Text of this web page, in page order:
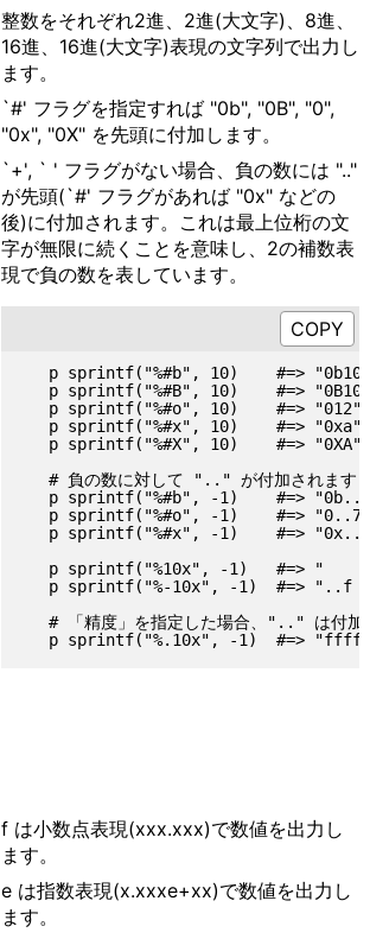
整数をそれぞれ2進、2進(大文字)、8進、
16進、16進(大文字)表現の文字列で出力し
ます。
`#' フラグを指定すれば "0b", "0B", "0",
"0x", "0X" を先頭に付加します。
`+', ` ' フラグがない場合、負の数には ".."
が先頭(`#' フラグがあれば "0x" などの
後)に付加されます。これは最上位桁の文
字が無限に続くことを意味し、2の補数表
現で負の数を表しています。
p sprintf("%#b", 10)    #=>
p sprintf("%#B", 10)    #=>
   p sprintf("%#o", 10)    #=> "012"
   p sprintf("%#x", 10)    #=> "0xa"
   p sprintf("%#X", 10)    #=> "0XA"
   # 負の数に対して ".." が付加されます
p sprintf("%#b", -1)    #=>
   p sprintf("%#o", -1)    #=> "0..7"
p sprintf("%#x", -1)    #=>
p sprintf("%10x", -1)   #=> "
p sprintf("%-10x", -1)  #=> "..f
# 「精度」を指定した場合、".." は付加
f は小数点表現(xxx.xxx)で数値を出力し
ます。
e は指数表現(x.xxxe+xx)で数値を出力し
ます。